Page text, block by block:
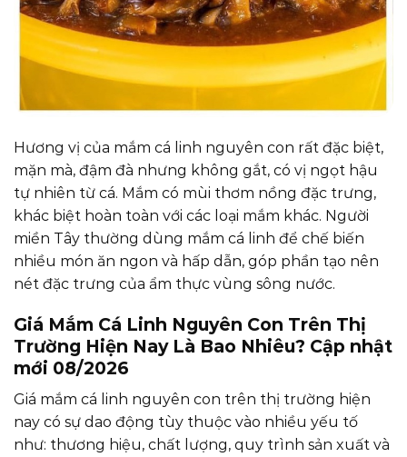
Hương vị của mắm cá linh nguyên con rất đặc biệt,
mặn mà, đậm đà nhưng không gắt, có vị ngọt hậu
tự nhiên từ cá. Mắm có mùi thơm nồng đặc trưng,
khác biệt hoàn toàn với các loại mắm khác. Người
miền Tây thường dùng mắm cá linh để chế biến
nhiều món ăn ngon và hấp dẫn, góp phần tạo nên
nét đặc trưng của ẩm thực vùng sông nước.
Giá Mắm Cá Linh Nguyên Con Trên Thị
Trường Hiện Nay Là Bao Nhiêu? Cập nhật
mới 08/2026
Giá mắm cá linh nguyên con trên thị trường hiện
nay có sự dao động tùy thuộc vào nhiều yếu tố
như: thương hiệu, chất lượng, quy trình sản xuất và